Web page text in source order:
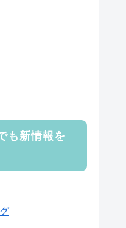
も新情報を